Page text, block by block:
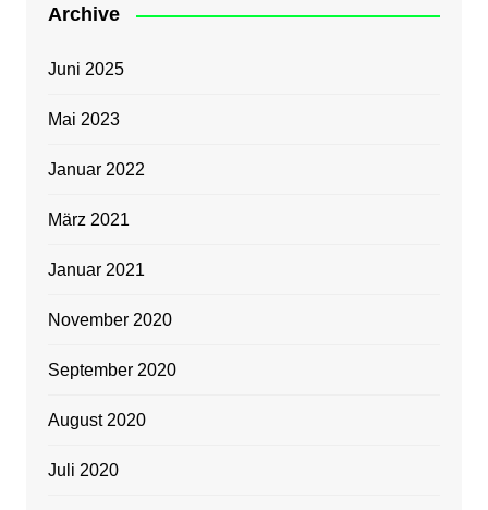
Archive
Juni 2025
Mai 2023
Januar 2022
März 2021
Januar 2021
November 2020
September 2020
August 2020
Juli 2020